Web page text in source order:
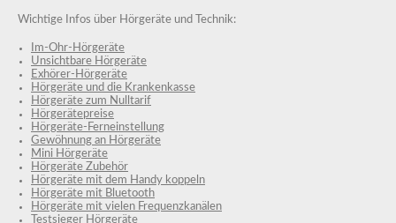
Wichtige Infos über Hörgeräte und Technik:
Im-Ohr-Hörgeräte
Unsichtbare Hörgeräte
Exhörer-Hörgeräte
Hörgeräte und die Krankenkasse
Hörgeräte zum Nulltarif
Hörgerätepreise
Hörgeräte-Ferneinstellung
Gewöhnung an Hörgeräte
Mini Hörgeräte
Hörgeräte Zubehör
Hörgeräte mit dem Handy koppeln
Hörgeräte mit Bluetooth
Hörgeräte mit vielen Frequenzkanälen
Testsieger Hörgeräte